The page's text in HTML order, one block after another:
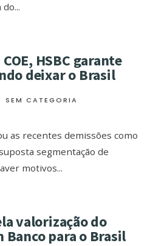
do...
HSBC garante
deixar o Brasil
SEM CATEGORIA
as recentes demissões como
segmentação de
motivos...
valorização do
Banco para o Brasil